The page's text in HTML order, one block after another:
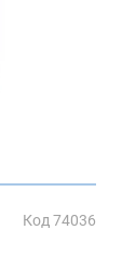
Код 74036